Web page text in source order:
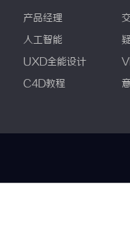
产品经理
人工智能
UXD全能设计
C4D教程